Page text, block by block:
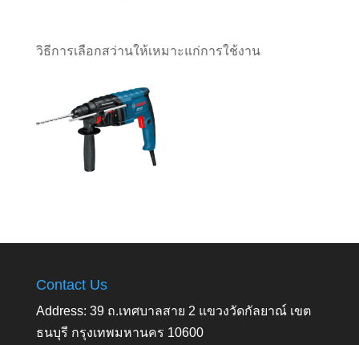
วิธีการเลือกสว่านให้เหมาะแก่การใช้งาน
Contact Us
Address: 39 ถ.เทศบาลสาย 2 แขวงวัดกัลยาณ์ เขต
ธนบุรี กรุงเทพมหานคร 10600